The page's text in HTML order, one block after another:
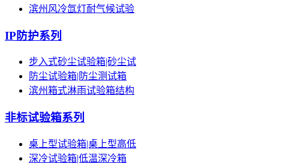
滨州风冷氙灯耐气候试验
IP防护系列
步入式砂尘试验箱|砂尘试
防尘试验箱|防尘测试箱
滨州箱式淋雨试验箱结构
非标试验箱系列
桌上型试验箱|桌上型高低
深冷试验箱|低温深冷箱